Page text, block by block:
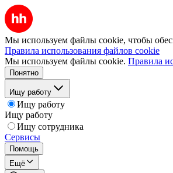
Мы используем файлы cookie, чтобы
Правила использования файлов cookie
Мы используем файлы cookie. Правила
Понятно
Ищу работу
Ищу работу
Ищу работу
Ищу сотрудника
Сервисы
Помощь
Ещё